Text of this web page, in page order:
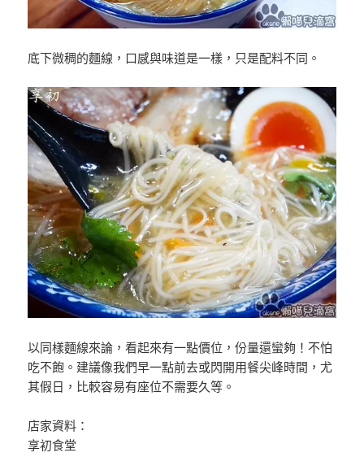
底下微稠的麵線，口感與味道是一樣，只是配料不同。
以同樣麵線來論，看起來有一點價位，份量還蠻夠！不怕
吃不飽。建議像我們早一點前去或閃開用餐尖峰時間，尤
其假日，比較容易有座位不需要久等。
店家資料：
享初食堂